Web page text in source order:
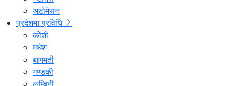
अटोमेसन
प्रदेशमा प्रविधि
कोशी
मधेश
बागमती
गण्डकी